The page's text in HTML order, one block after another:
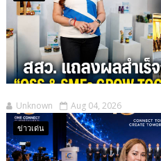
Unknown Aug 04, 2026
ข่าวเด่น